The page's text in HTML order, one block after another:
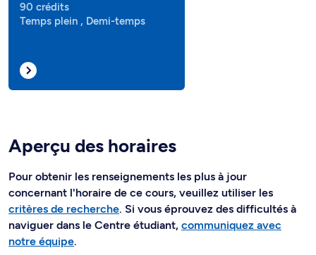
90 crédits
Temps plein , Demi-temps
Aperçu des horaires
Pour obtenir les renseignements les plus à jour
concernant l'horaire de ce cours, veuillez utiliser les
critères de recherche. Si vous éprouvez des difficultés à
naviguer dans le Centre étudiant, communiquez avec
notre équipe.